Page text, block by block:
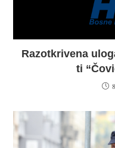
Razotkrivena
ti